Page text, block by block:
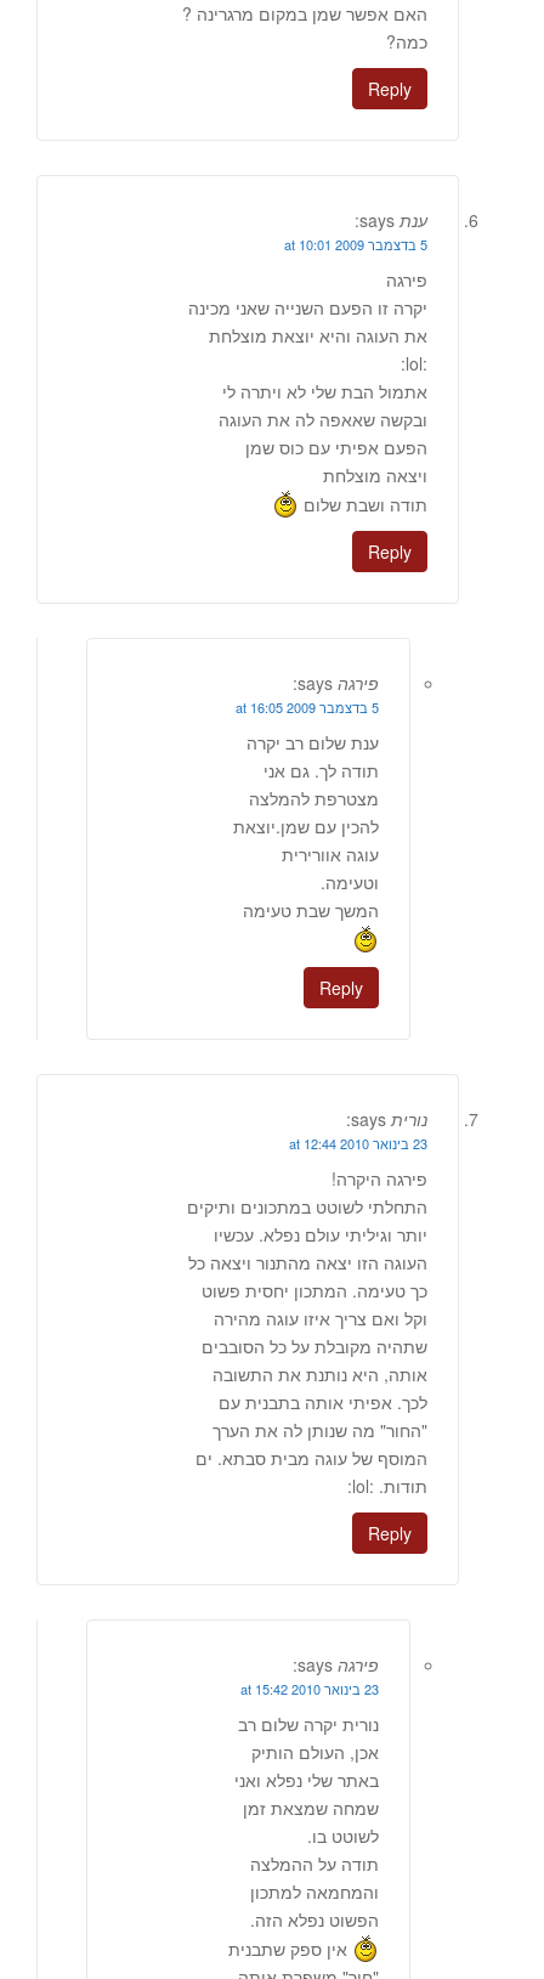
האם אפשר שמן במקום מרגרינה ?
כמה?
Reply
ענת says:
5 בדצמבר 2009 at 10:01
פירגה
יקרה זו הפעם השנייה שאני מכינה
את העוגה והיא יוצאת מוצלחת
:lol:
אתמול הבת שלי לא ויתרה לי
ובקשה שאאפה לה את העוגה
הפעם אפיתי עם כוס שמן
ויצאה מוצלחת
תודה ושבת שלום
Reply
פירגה says:
5 בדצמבר 2009 at 16:05
ענת שלום רב יקרה
תודה לך. גם אני
מצטרפת להמלצה
להכין עם שמן.יוצאת
עוגה אוורירית
וטעימה.
המשך שבת טעימה
Reply
נורית says:
23 בינואר 2010 at 12:44
פירגה היקרה!
התחלתי לשוטט במתכונים ותיקים
יותר וגיליתי עולם נפלא. עכשיו
העוגה הזו יצאה מהתנור ויצאה כל
כך טעימה. המתכון יחסית פשוט
וקל ואם צריך איזו עוגה מהירה
שתהיה מקובלת על כל הסובבים
אותה, היא נותנת את התשובה
לכך. אפיתי אותה בתבנית עם
"החור" מה שנותן לה את הערך
המוסף של עוגה מבית סבתא. ים
תודות. :lol:
Reply
פירגה says:
23 בינואר 2010 at 15:42
נורית יקרה שלום רב
אכן, העולם הותיק
באתר שלי נפלא ואני
שמחה שמצאת זמן
לשוטט בו.
תודה על ההמלצה
והמחמאה למתכון
הפשוט נפלא הזה.
אין ספק שתבנית